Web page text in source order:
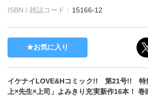
ISBN / 雑誌コード： 15166-12
お気に入り
イケナイLOVE&Hコミック!! 第21号!! 特
上×先生×上司」よみきり充実新作16本！